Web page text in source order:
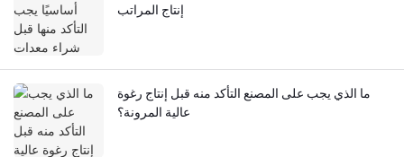
إنتاج المراتب
ما الذي يجب على المصنع التأكد منه قبل إنتاج رغوة
عالية المرونة؟